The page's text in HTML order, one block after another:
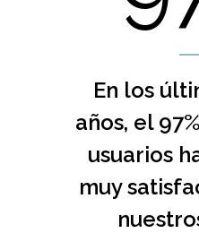
En los
años, el
usuarios
muy